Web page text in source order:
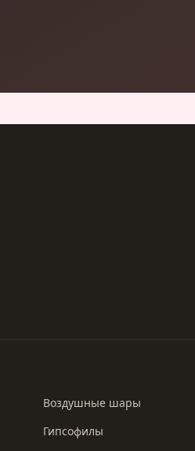
Воздушные шары
Гипсофилы